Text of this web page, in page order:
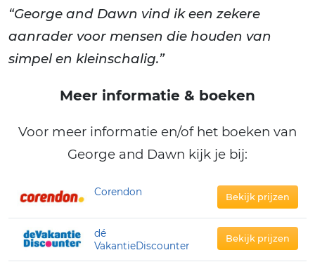
“George and Dawn vind ik een zekere
aanrader voor mensen die houden van
simpel en kleinschalig.”
Meer informatie & boeken
Voor meer informatie en/of het boeken van
George and Dawn kijk je bij:
Corendon Bekijk prijzen
dé
VakantieDiscounter
Bekijk prijzen